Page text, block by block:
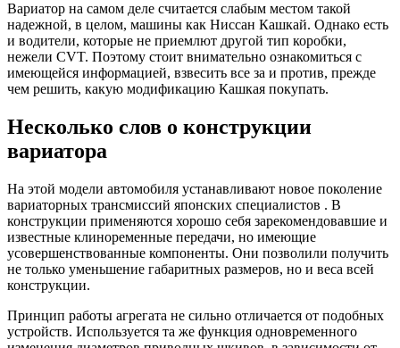
Вариатор на самом деле считается слабым местом такой
надежной, в целом, машины как Ниссан Кашкай. Однако есть
и водители, которые не приемлют другой тип коробки,
нежели CVT. Поэтому стоит внимательно ознакомиться с
имеющейся информацией, взвесить все за и против, прежде
чем решить, какую модификацию Кашкая покупать.
Несколько слов о конструкции
вариатора
На этой модели автомобиля устанавливают новое поколение
вариаторных трансмиссий японских специалистов . В
конструкции применяются хорошо себя зарекомендовавшие и
известные клиноременные передачи, но имеющие
усовершенствованные компоненты. Они позволили получить
не только уменьшение габаритных размеров, но и веса всей
конструкции.
Принцип работы агрегата не сильно отличается от подобных
устройств. Используется та же функция одновременного